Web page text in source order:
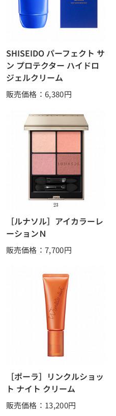
SHISEIDO パーフェクト サ
ン プロテクター ハイドロ
ジェルクリーム
販売価格：6,380円
［ルナソル］アイカラーレ
ーションＮ
販売価格：7,700円
［ポーラ］リンクルショッ
ト ナイト クリーム
販売価格：13,200円